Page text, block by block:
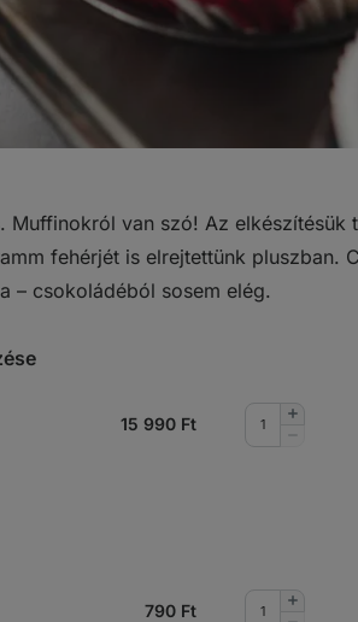
Muffinokról van szó! Az elkészítésük
fehérjét is elrejtettünk pluszban.
– csokoládéból sosem elég.
15 990 Ft
Mennyiség
790 Ft
Mennyiség